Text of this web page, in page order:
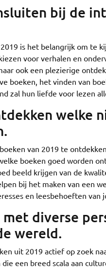
bij de
is het belangrijk om te
voor verhalen en
ook een plezierige
boeken, het vinden van
zal hun liefde voor lezen
welke
van 2019 te
boeken goed worden
beeld krijgen van de
bij het maken van een
en leesbehoeften van
diverse
wereld.
uit 2019 actief op zoek
een breed scala aan